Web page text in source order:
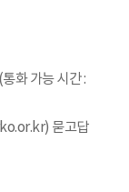
화 가능 시간 :
묻고답